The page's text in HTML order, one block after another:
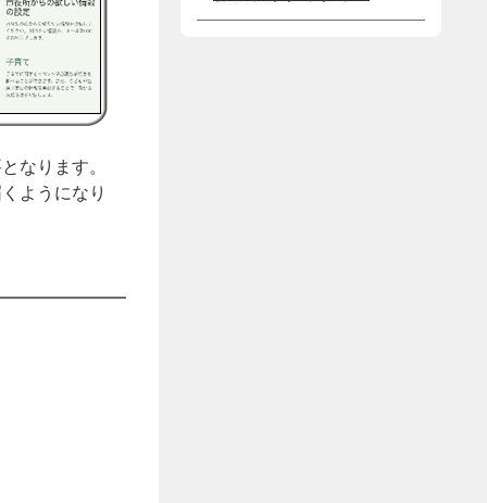
なります。
ようになり